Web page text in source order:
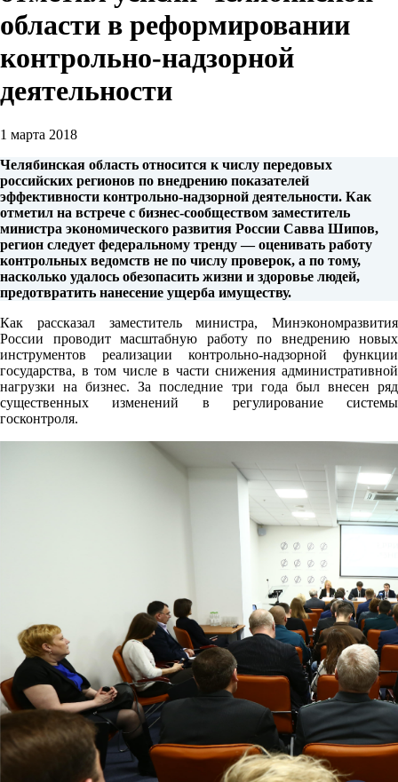
области в реформировании
контрольно-надзорной
деятельности
1 марта 2018
Челябинская область относится к числу передовых
российских регионов по внедрению показателей
эффективности контрольно-надзорной деятельности. Как
отметил на встрече с бизнес-сообществом заместитель
министра экономического развития России Савва Шипов,
регион следует федеральному тренду — оценивать работу
контрольных ведомств не по числу проверок, а по тому,
насколько удалось обезопасить жизни и здоровье людей,
предотвратить нанесение ущерба имуществу.
Как рассказал заместитель министра, Минэкономразвития
России проводит масштабную работу по внедрению новых
инструментов реализации контрольно-надзорной функции
государства, в том числе в части снижения административной
нагрузки на бизнес. За последние три года был внесен ряд
существенных изменений в регулирование системы
госконтроля.